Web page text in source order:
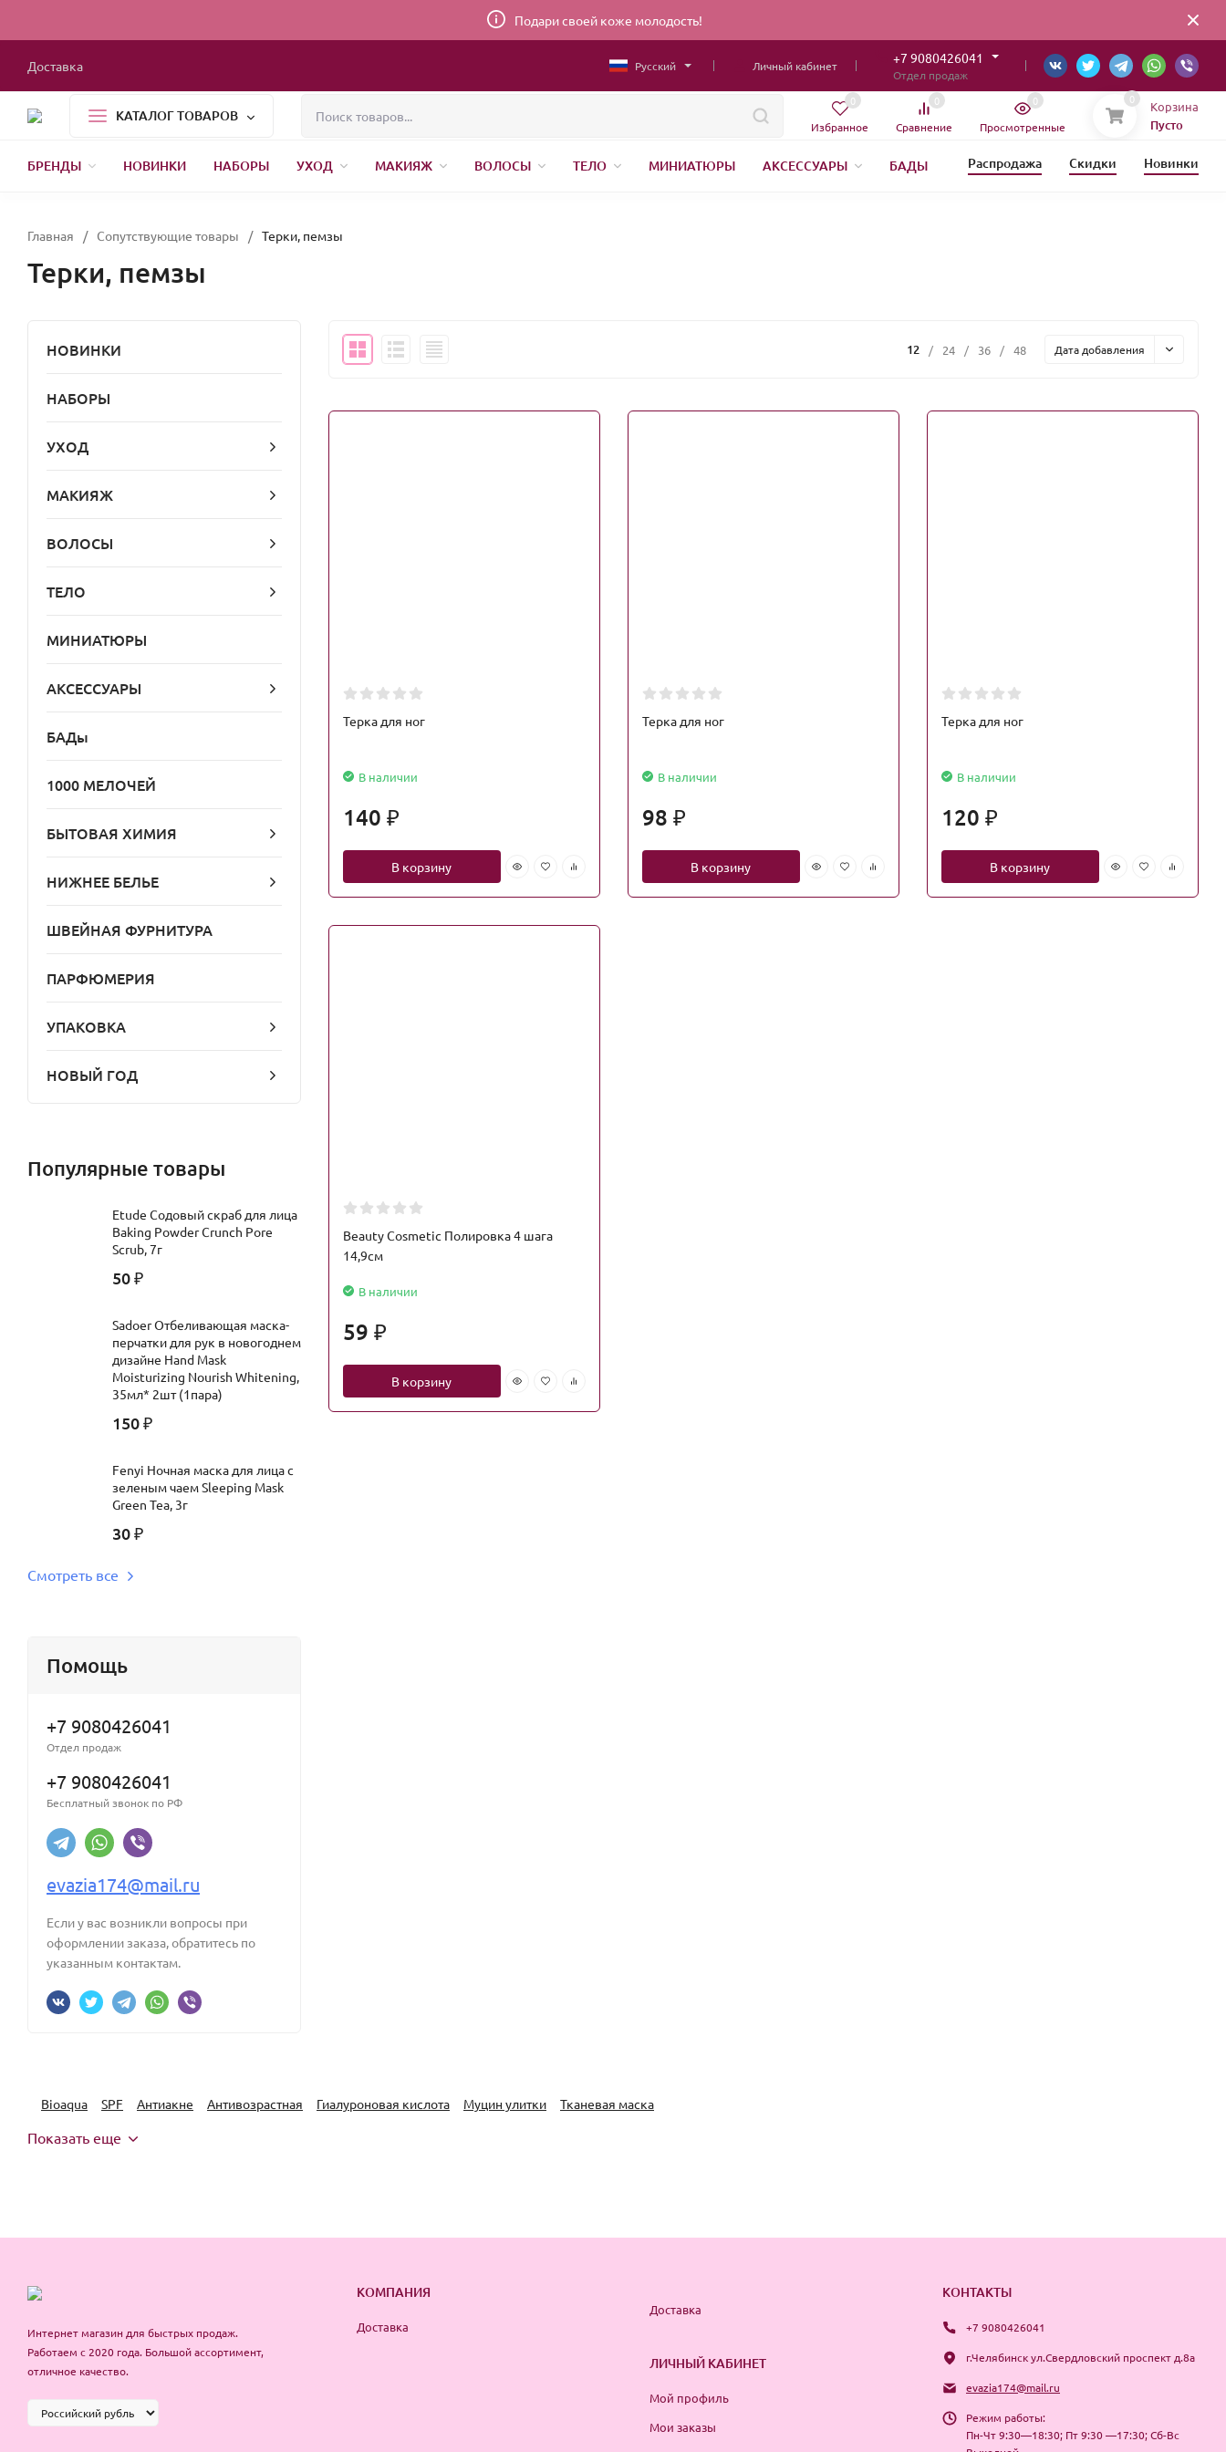
Подари своей коже молодость!
Доставка Русский Личный кабинет +7 9080426041
Отдел продаж
КАТАЛОГ ТОВАРОВ
Избранное
0
Сравнение
0
Просмотренные
0 0 Корзина
Пусто
БРЕНДЫ НОВИНКИ НАБОРЫ УХОД МАКИЯЖ ВОЛОСЫ ТЕЛО МИНИАТЮРЫ АКСЕССУАРЫ
БАДЫ
Распродажа Скидки Новинки
Главная / Сопутствующие товары / Терки, пемзы
Терки, пемзы
НОВИНКИ
НАБОРЫ
УХОД
МАКИЯЖ
ВОЛОСЫ
ТЕЛО
МИНИАТЮРЫ
АКСЕССУАРЫ
БАДы
1000 МЕЛОЧЕЙ
БЫТОВАЯ ХИМИЯ
НИЖНЕЕ БЕЛЬЕ
ШВЕЙНАЯ ФУРНИТУРА
ПАРФЮМЕРИЯ
УПАКОВКА
НОВЫЙ ГОД
Популярные товары
Etude Содовый скраб для лица
Baking Powder Crunch Pore
Scrub, 7г
50 ₽
Sadoer Отбеливающая маска-
перчатки для рук в новогоднем
дизайне Hand Mask
Moisturizing Nourish Whitening,
35мл* 2шт (1пара)
150 ₽
Fenyi Ночная маска для лица с
зеленым чаем Sleeping Mask
Green Tea, 3г
30 ₽
Смотреть все
Помощь
+7 9080426041
Отдел продаж
+7 9080426041
Бесплатный звонок по РФ
evazia174@mail.ru
Если у вас возникли вопросы при
оформлении заказа, обратитесь по
указанным контактам.
12 / 24 / 36 / 48 Дата добавления
Терка для ног
В наличии
140 ₽
В корзину
Терка для ног
В наличии
98 ₽
В корзину
Терка для ног
В наличии
120 ₽
В корзину
Beauty Cosmetic Полировка 4 шага
14,9см
В наличии
59 ₽
В корзину
Bioaqua SPF Антиакне Антивозрастная Гиалуроновая кислота Муцин улитки Тканевая маска
Показать еще
Интернет магазин для быстрых продаж.
Работаем с 2020 года. Большой ассортимент,
отличное качество.
КОМПАНИЯ
Доставка
Доставка
ЛИЧНЫЙ КАБИНЕТ
Мой профиль
Мои заказы
КОНТАКТЫ
+7 9080426041
г.Челябинск ул.Свердловский проспект д.8а
evazia174@mail.ru
Режим работы:
Пн-Чт 9:30—18:30; Пт 9:30 —17:30; Сб-Вс